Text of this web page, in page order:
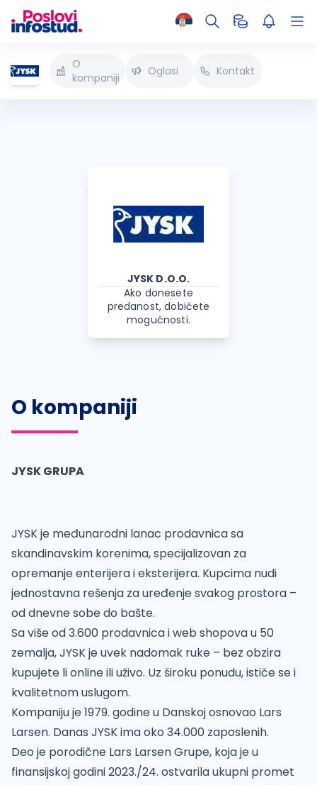
O
kompaniji
Oglasi Kontakt
JYSK D.O.O.
Ako donesete
predanost, dobićete
mogućnosti.
O kompaniji
JYSK GRUPA
JYSK je međunarodni lanac prodavnica sa
skandinavskim korenima, specijalizovan za
opremanje enterijera i eksterijera. Kupcima nudi
jednostavna rešenja za uređenje svakog prostora –
od dnevne sobe do bašte.
Sa više od 3.600 prodavnica i web shopova u 50
zemalja, JYSK je uvek nadomak ruke – bez obzira
kupujete li online ili uživo. Uz široku ponudu, ističe se i
kvalitetnom uslugom.
Kompaniju je 1979. godine u Danskoj osnovao Lars
Larsen. Danas JYSK ima oko 34.000 zaposlenih.
Deo je porodične Lars Larsen Grupe, koja je u
finansijskoj godini 2023./24. ostvarila ukupni promet